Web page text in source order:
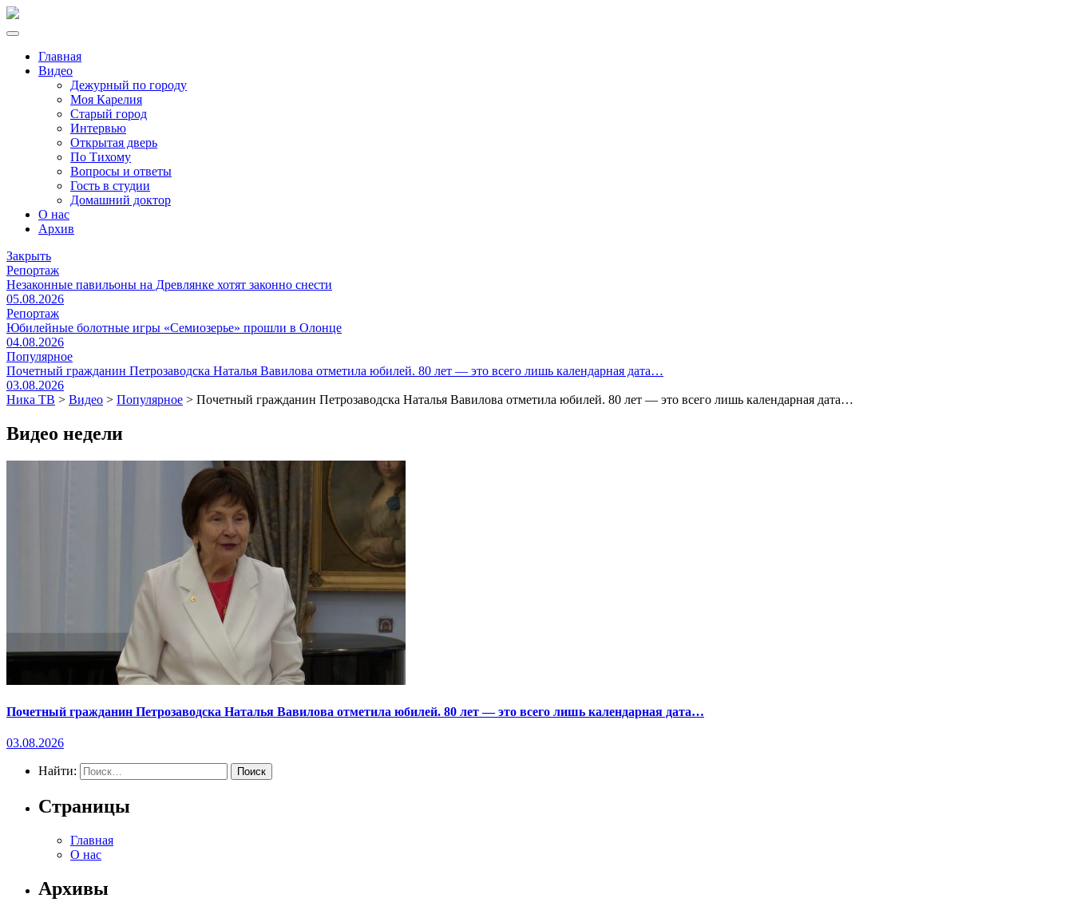
Главная
Видео
Дежурный по городу
Моя Карелия
Старый город
Интервью
Открытая дверь
По Тихому
Вопросы и ответы
Гость в студии
Домашний доктор
О нас
Архив
Закрыть
Репортаж
Незаконные павильоны на Древлянке хотят законно снести
05.08.2026
Репортаж
Юбилейные болотные игры «Семиозерье» прошли в Олонце
04.08.2026
Популярное
Почетный гражданин Петрозаводска Наталья Вавилова отметила юбилей. 80 лет — это всего лишь календарная дата…
03.08.2026
Ника ТВ > Видео > Популярное > Почетный гражданин Петрозаводска Наталья Вавилова отметила юбилей. 80 лет — это всего лишь календарная дата…
Видео недели
Почетный гражданин Петрозаводска Наталья Вавилова отметила юбилей. 80 лет — это всего лишь календарная дата…
03.08.2026
Найти:
Страницы
Главная
О нас
Архивы